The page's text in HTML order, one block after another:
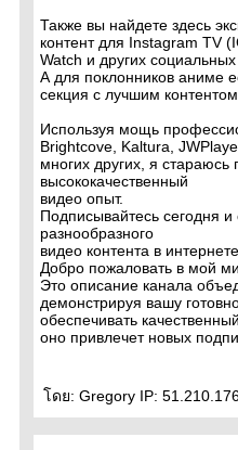
Также вы найдете здесь
контент для Instagram TV
Watch и других
А для поклонников аниме
секция с лучшим
Используя мощь
Brightcove, Kaltura,
многих других, я
высококачественный
видео опыт.
Подписывайтесь сегодня и
разнообразного
видео контента в интернете.
Добро пожаловать в мой
Это описание канала
демонстрируя вашу
обеспечивать
оно привлечет новых
ดย: Gregory IP: